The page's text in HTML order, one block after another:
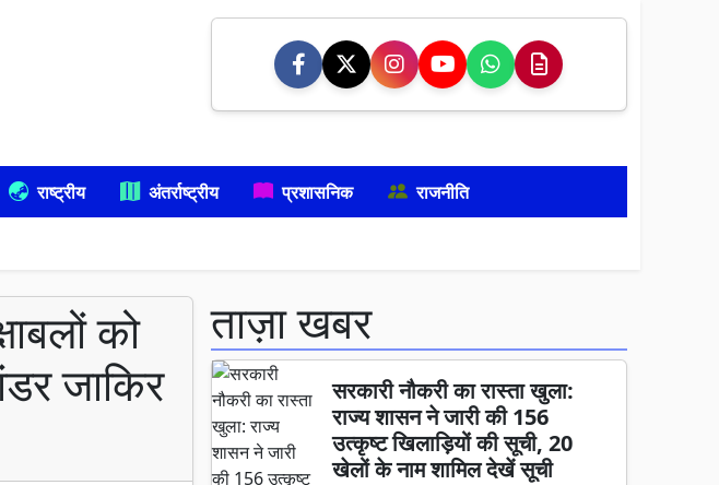
राष्ट्रीय अंतर्राष्ट्रीय प्रशासनिक राजनीति
को
जाकिर
ताज़ा खबर
सरकारी नौकरी का रास्ता खुला:
राज्य शासन ने जारी की 156
उत्कृष्ट खिलाड़ियों की सूची, 20
खेलों के नाम शामिल देखें सूची